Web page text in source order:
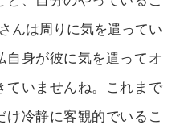
んは周りに気を遣ってい
自身が彼に気を遣ってオ
ていませんね。これまで
冷静に客観的でいるこ